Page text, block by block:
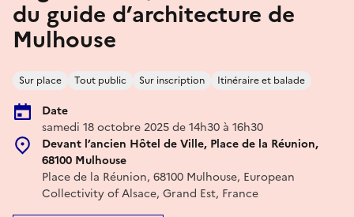
du guide d’architecture de
Mulhouse
Sur place Tout public Sur inscription Itinéraire et balade
Date
samedi 18 octobre 2025 de 14h30 à 16h30
Devant l’ancien Hôtel de Ville, Place de la Réunion,
68100 Mulhouse
Place de la Réunion, 68100 Mulhouse, European
Collectivity of Alsace, Grand Est, France